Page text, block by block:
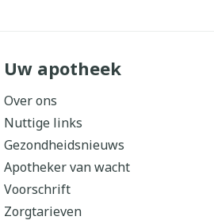
Uw apotheek
Over ons
Nuttige links
Gezondheidsnieuws
Apotheker van wacht
Voorschrift
Zorgtarieven